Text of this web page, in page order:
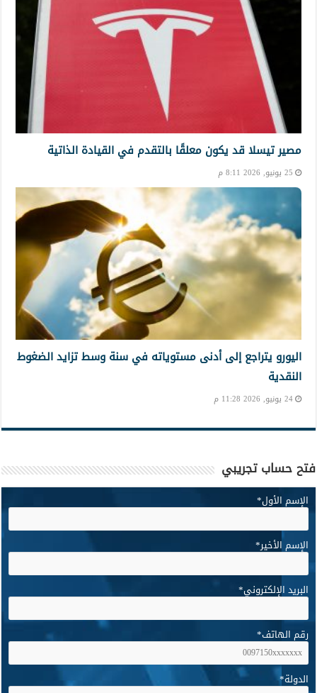
مصير تيسلا قد يكون معلقًا بالتقدم في القيادة الذاتية
25 يونيو, 2026 8:11 م
اليورو يتراجع إلى أدنى مستوياته في سنة وسط تزايد الضغوط
النقدية
24 يونيو, 2026 11:28 م
فتح حساب تجريبي
الإسم الأول*
الإسم الأخير*
البريد الإلكتروني*
رقم الهاتف*
الدولة*